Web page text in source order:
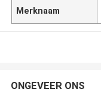
Merknaam
ONGEVEER ONS